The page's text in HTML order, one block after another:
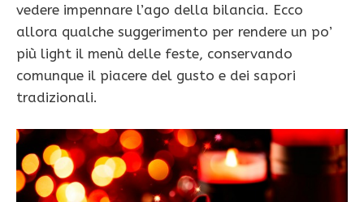
vedere impennare l’ago della bilancia. Ecco
allora qualche suggerimento per rendere un po’
più light il menù delle feste, conservando
comunque il piacere del gusto e dei sapori
tradizionali.